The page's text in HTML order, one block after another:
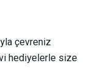
çevreniz
hediyelerle size